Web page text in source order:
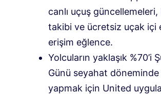
canlı uçuş güncellemeleri,
takibi ve ücretsiz uçak içi
erişim eğlence.
Yolcuların yaklaşık %70’i
Günü seyahat
yapmak için United